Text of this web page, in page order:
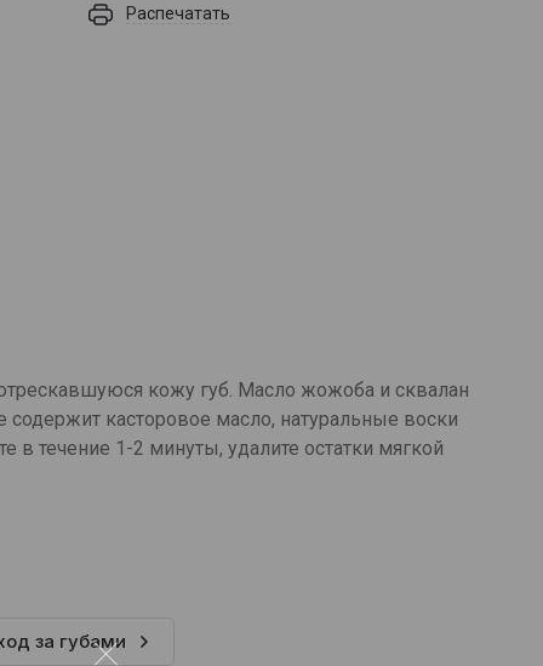
Распечатать
кожу губ. Масло жожоба и сквалан
касторовое масло, натуральные воски
течение 1-2 минуты, удалите остатки мягкой
за губами